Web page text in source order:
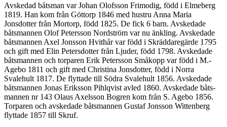
Avskedad båtsman var Johan Olofsson Frimodig, född i Elmeberg
1819. Han kom från Göttorp 1846 med hustru Anna Maria
Jonsdotter från Mortorp, född 1825. De fick 6 barn. Avskedade
båtsmannen Olof Petersson Nordström var nu änkling. Avskedade
båtsmannen Axel Jonsson Hvithår var född i Skräddaregärde 1795
och gift med Elin Petersdotter från Ljuder, född 1798. Avskedade
båtsmannen och torparen Erik Petersson Småkopp var född i M.-
Agebo 1811 och gift med Christina Jonsdotter, född i Norra
Svalehult 1817. De flyttade till Södra Svalehult 1856. Avskedade
båtsmannen Jonas Eriksson Pihlqvist avled 1860. Avskedade båts-
mannen nr 143 Olaus Axelsson Bogren kom från S. Agebo 1856.
Torparen och avskedade båtsmannen Gustaf Jonsson Wittenberg
flyttade 1857 till Skruf.